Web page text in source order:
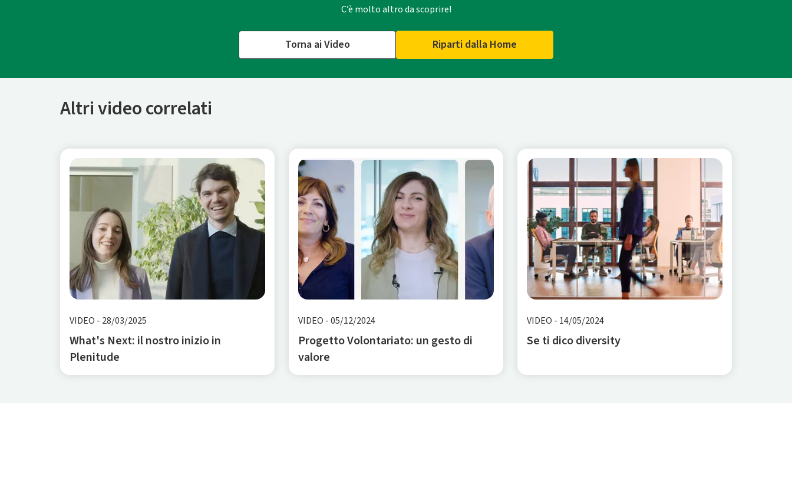
C’è molto altro da scoprire!
Riparti dalla Home
Torna ai Video
Altri video correlati
VIDEO - 28/03/2025
What's Next: il nostro inizio in
Plenitude
VIDEO -05/12/2024
Progetto Volontariato: un gesto di
valore
VIDEO - 14/05/2024
Se ti dico diversity